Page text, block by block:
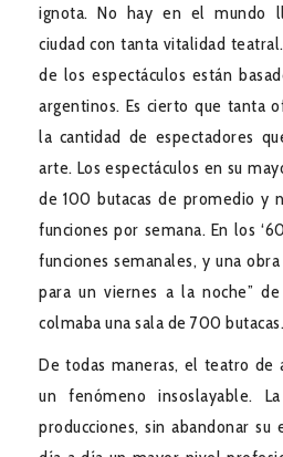
ignota. No hay en el mundo
ciudad con tanta vitalidad
de los espectáculos están
argentinos. Es cierto que tanta
la cantidad de espectadores
arte. Los espectáculos en su
de 100 butacas de promedio y
funciones por semana. En los
funciones semanales, y una
para un viernes a la noche”
colmaba una sala de 700 butacas.
De todas maneras, el teatro de
un fenómeno insoslayable.
producciones, sin abandonar